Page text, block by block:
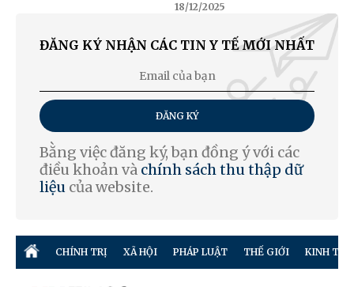
18/12/2025
ĐĂNG KÝ NHẬN CÁC TIN Y TẾ MỚI NHẤT
ĐĂNG KÝ
Bằng việc đăng ký, bạn đồng ý với các
điều khoản và chính sách thu thập dữ
liệu của website.
CHÍNH TRỊ XÃ HỘI PHÁP LUẬT THẾ GIỚI KINH TẾ